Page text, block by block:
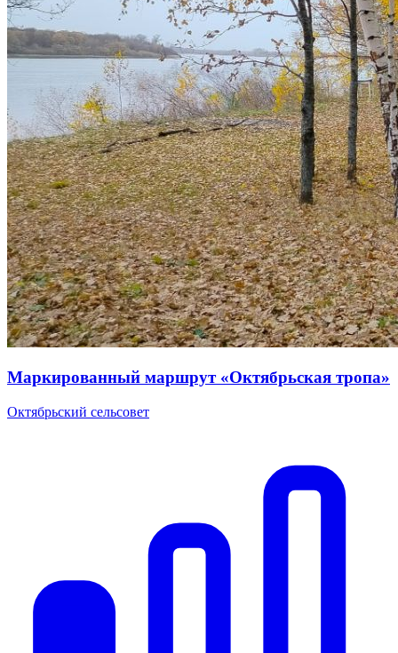
Маркированный маршрут «Октябрьская тропа»
Октябрьский сельсовет